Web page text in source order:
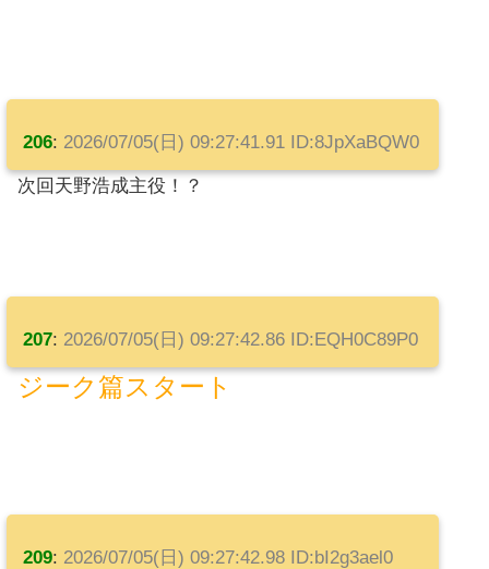
206: 2026/07/05(日) 09:27:41.91 ID:8JpXaBQW0
次回天野浩成主役！？
207: 2026/07/05(日) 09:27:42.86 ID:EQH0C89P0
ジーク篇スタート
209: 2026/07/05(日) 09:27:42.98 ID:bI2g3ael0